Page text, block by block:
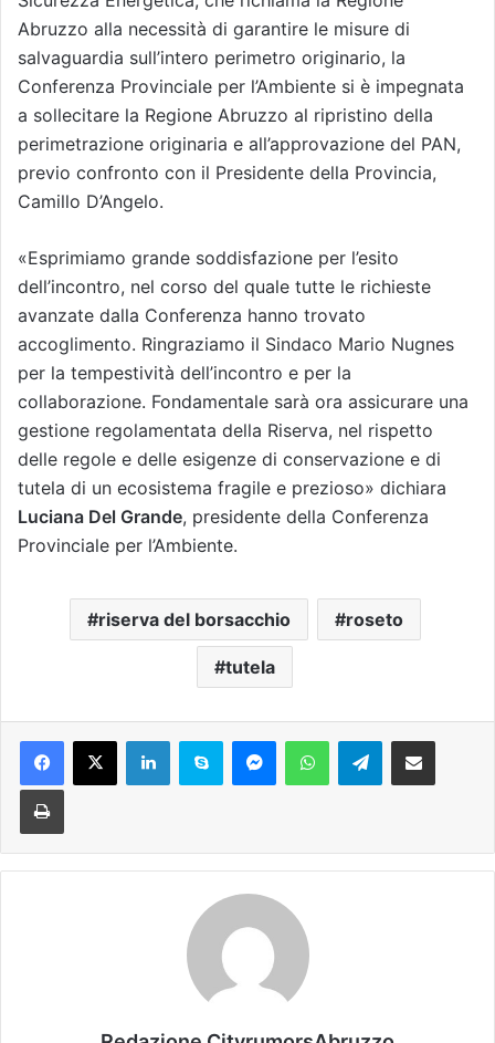
Abruzzo alla necessità di garantire le misure di
salvaguardia sull’intero perimetro originario, la
Conferenza Provinciale per l’Ambiente si è impegnata
a sollecitare la Regione Abruzzo al ripristino della
perimetrazione originaria e all’approvazione del PAN,
previo confronto con il Presidente della Provincia,
Camillo D’Angelo.
«Esprimiamo grande soddisfazione per l’esito
dell’incontro, nel corso del quale tutte le richieste
avanzate dalla Conferenza hanno trovato
accoglimento. Ringraziamo il Sindaco Mario Nugnes
per la tempestività dell’incontro e per la
collaborazione. Fondamentale sarà ora assicurare una
gestione regolamentata della Riserva, nel rispetto
delle regole e delle esigenze di conservazione e di
tutela di un ecosistema fragile e prezioso» dichiara
Luciana Del Grande, presidente della Conferenza
Provinciale per l’Ambiente.
riserva del borsacchio roseto
tutela
Telegram